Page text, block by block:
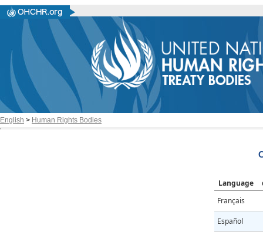
English > Human Rights Bodies
Language
Français
Español